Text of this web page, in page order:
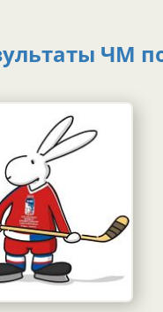
ЧМ